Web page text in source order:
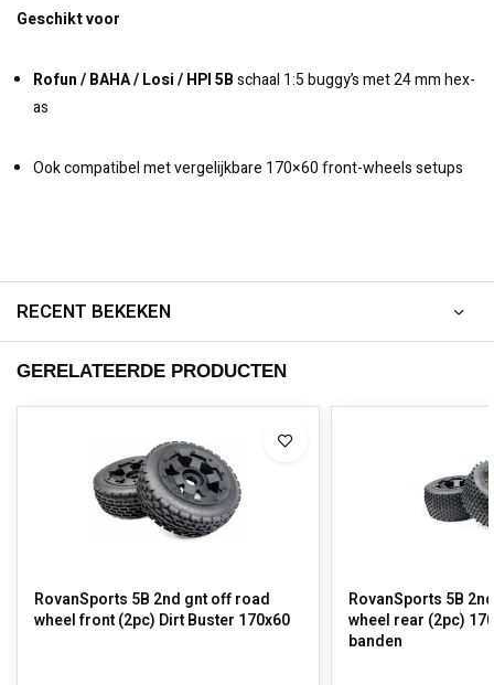
Geschikt voor
Rofun / BAHA / Losi / HPI 5Bschaal 1:5 buggy’s met 24 mm hex-
as
Ook compatibel met vergelijkbare 170×60 front-wheels setups
RECENT BEKEKEN
GERELATEERDE PRODUCTEN
RovanSports 5B 2nd gnt off road
wheel front (2pc) Dirt Buster 170x60
RovanSports 5B
wheel rear (2pc)
banden